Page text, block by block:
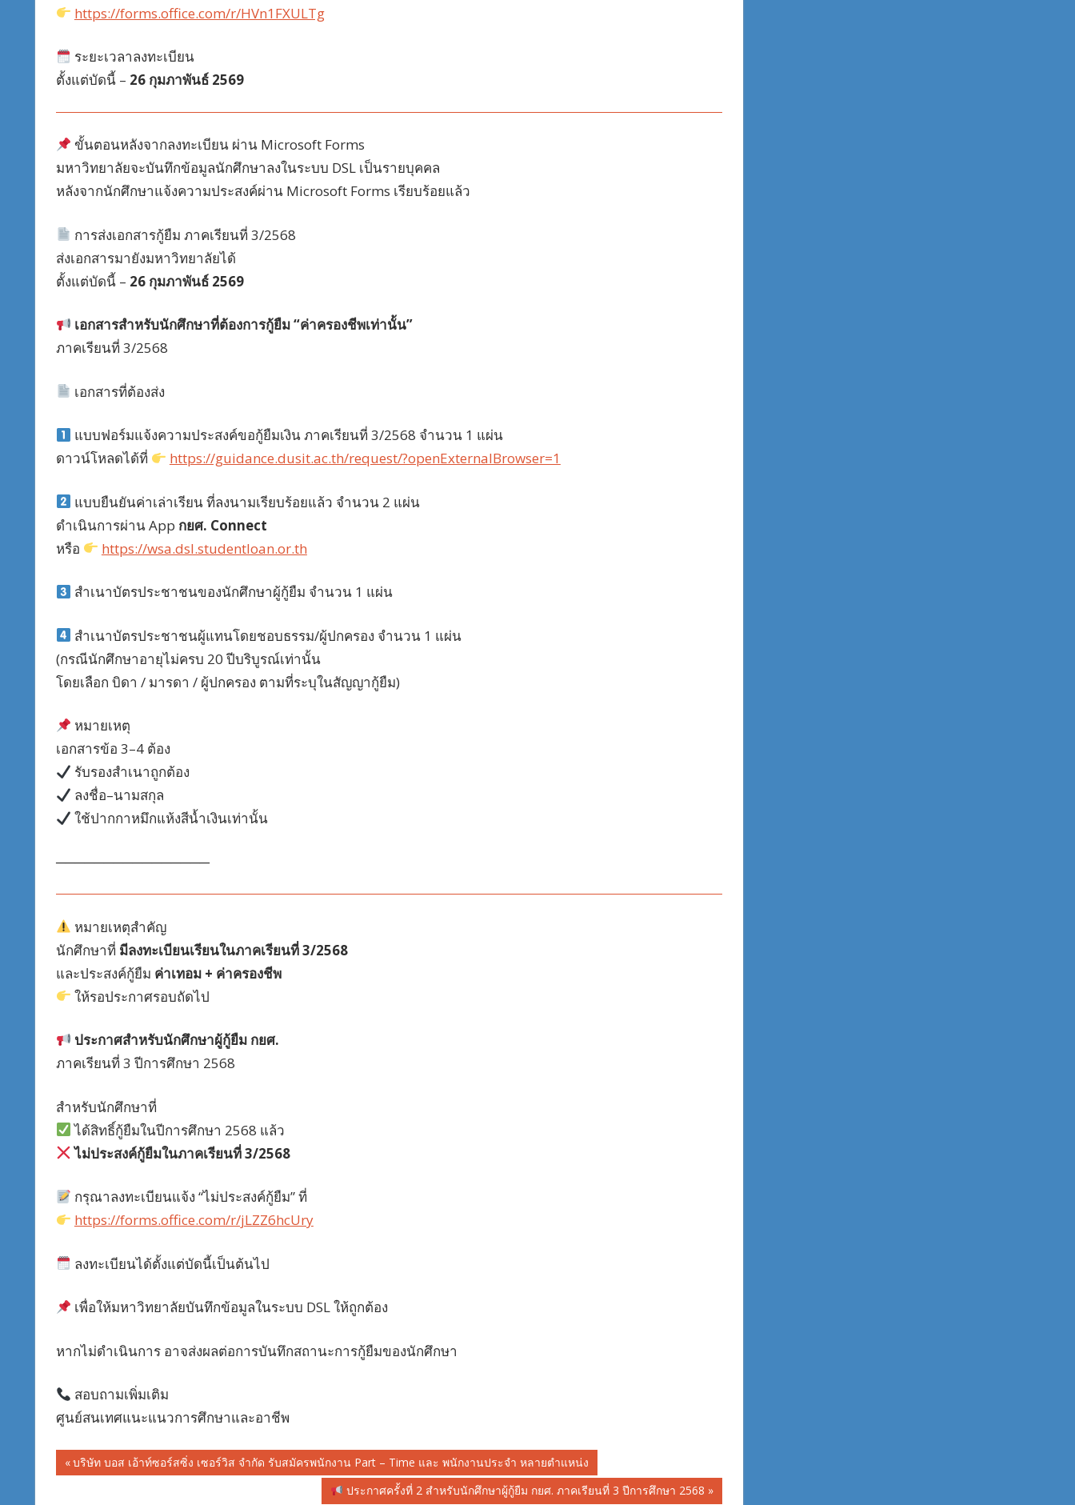
https://forms.office.com/r/HVn1FXULTg
ระยะเวลาลงทะเบียน
ตั้งแต่บัดนี้ – 26 กุมภาพันธ์ 2569
ขั้นตอนหลังจากลงทะเบียน ผ่าน Microsoft Forms
มหาวิทยาลัยจะบันทึกข้อมูลนักศึกษาลงในระบบ DSL เป็นรายบุคคล
หลังจากนักศึกษาแจ้งความประสงค์ผ่าน Microsoft Forms เรียบร้อยแล้ว
การส่งเอกสารกู้ยืม ภาคเรียนที่ 3/2568
ส่งเอกสารมายังมหาวิทยาลัยได้
ตั้งแต่บัดนี้ – 26 กุมภาพันธ์ 2569
เอกสารสำหรับนักศึกษาที่ต้องการกู้ยืม “ค่าครองชีพเท่านั้น”
ภาคเรียนที่ 3/2568
เอกสารที่ต้องส่ง
แบบฟอร์มแจ้งความประสงค์ขอกู้ยืมเงิน ภาคเรียนที่ 3/2568 จำนวน 1 แผ่น
ดาวน์โหลดได้ที่
https://guidance.dusit.ac.th/request/?openExternalBrowser=1
แบบยืนยันค่าเล่าเรียน ที่ลงนามเรียบร้อยแล้ว จำนวน 2 แผ่น
ดำเนินการผ่าน App กยศ. Connect
หรือ
https://wsa.dsl.studentloan.or.th
สำเนาบัตรประชาชนของนักศึกษาผู้กู้ยืม จำนวน 1 แผ่น
สำเนาบัตรประชาชนผู้แทนโดยชอบธรรม/ผู้ปกครอง จำนวน 1 แผ่น
(กรณีนักศึกษาอายุไม่ครบ 20 ปีบริบูรณ์เท่านั้น
โดยเลือก บิดา / มารดา / ผู้ปกครอง ตามที่ระบุในสัญญากู้ยืม)
หมายเหตุ
เอกสารข้อ 3–4 ต้อง
รับรองสำเนาถูกต้อง
ลงชื่อ–นามสกุล
ใช้ปากกาหมึกแห้งสีน้ำเงินเท่านั้น
────────────────
หมายเหตุสำคัญ
นักศึกษาที่ มีลงทะเบียนเรียนในภาคเรียนที่ 3/2568
และประสงค์กู้ยืม ค่าเทอม + ค่าครองชีพ
ให้รอประกาศรอบถัดไป
ประกาศสำหรับนักศึกษาผู้กู้ยืม กยศ.
ภาคเรียนที่ 3 ปีการศึกษา 2568
สำหรับนักศึกษาที่
ได้สิทธิ์กู้ยืมในปีการศึกษา 2568 แล้ว
ไม่ประสงค์กู้ยืมในภาคเรียนที่ 3/2568
กรุณาลงทะเบียนแจ้ง “ไม่ประสงค์กู้ยืม” ที่
https://forms.office.com/r/jLZZ6hcUry
ลงทะเบียนได้ตั้งแต่บัดนี้เป็นต้นไป
เพื่อให้มหาวิทยาลัยบันทึกข้อมูลในระบบ DSL ให้ถูกต้อง
หากไม่ดำเนินการ อาจส่งผลต่อการบันทึกสถานะการกู้ยืมของนักศึกษา
สอบถามเพิ่มเติม
ศูนย์สนเทศแนะแนวการศึกษาและอาชีพ
Post
Previous
Post:
บริษัท บอส เอ้าท์ซอร์สซิ่ง เซอร์วิส จำกัด รับสมัครพนักงาน Part – Time และ พนักงานประจำ หลายตำแหน่ง
Nextประกาศครั้งที่ 2 สำหรับนักศึกษาผู้กู้ยืม กยศ. ภาคเรียนที่ 3 ปีการศึกษา 2568